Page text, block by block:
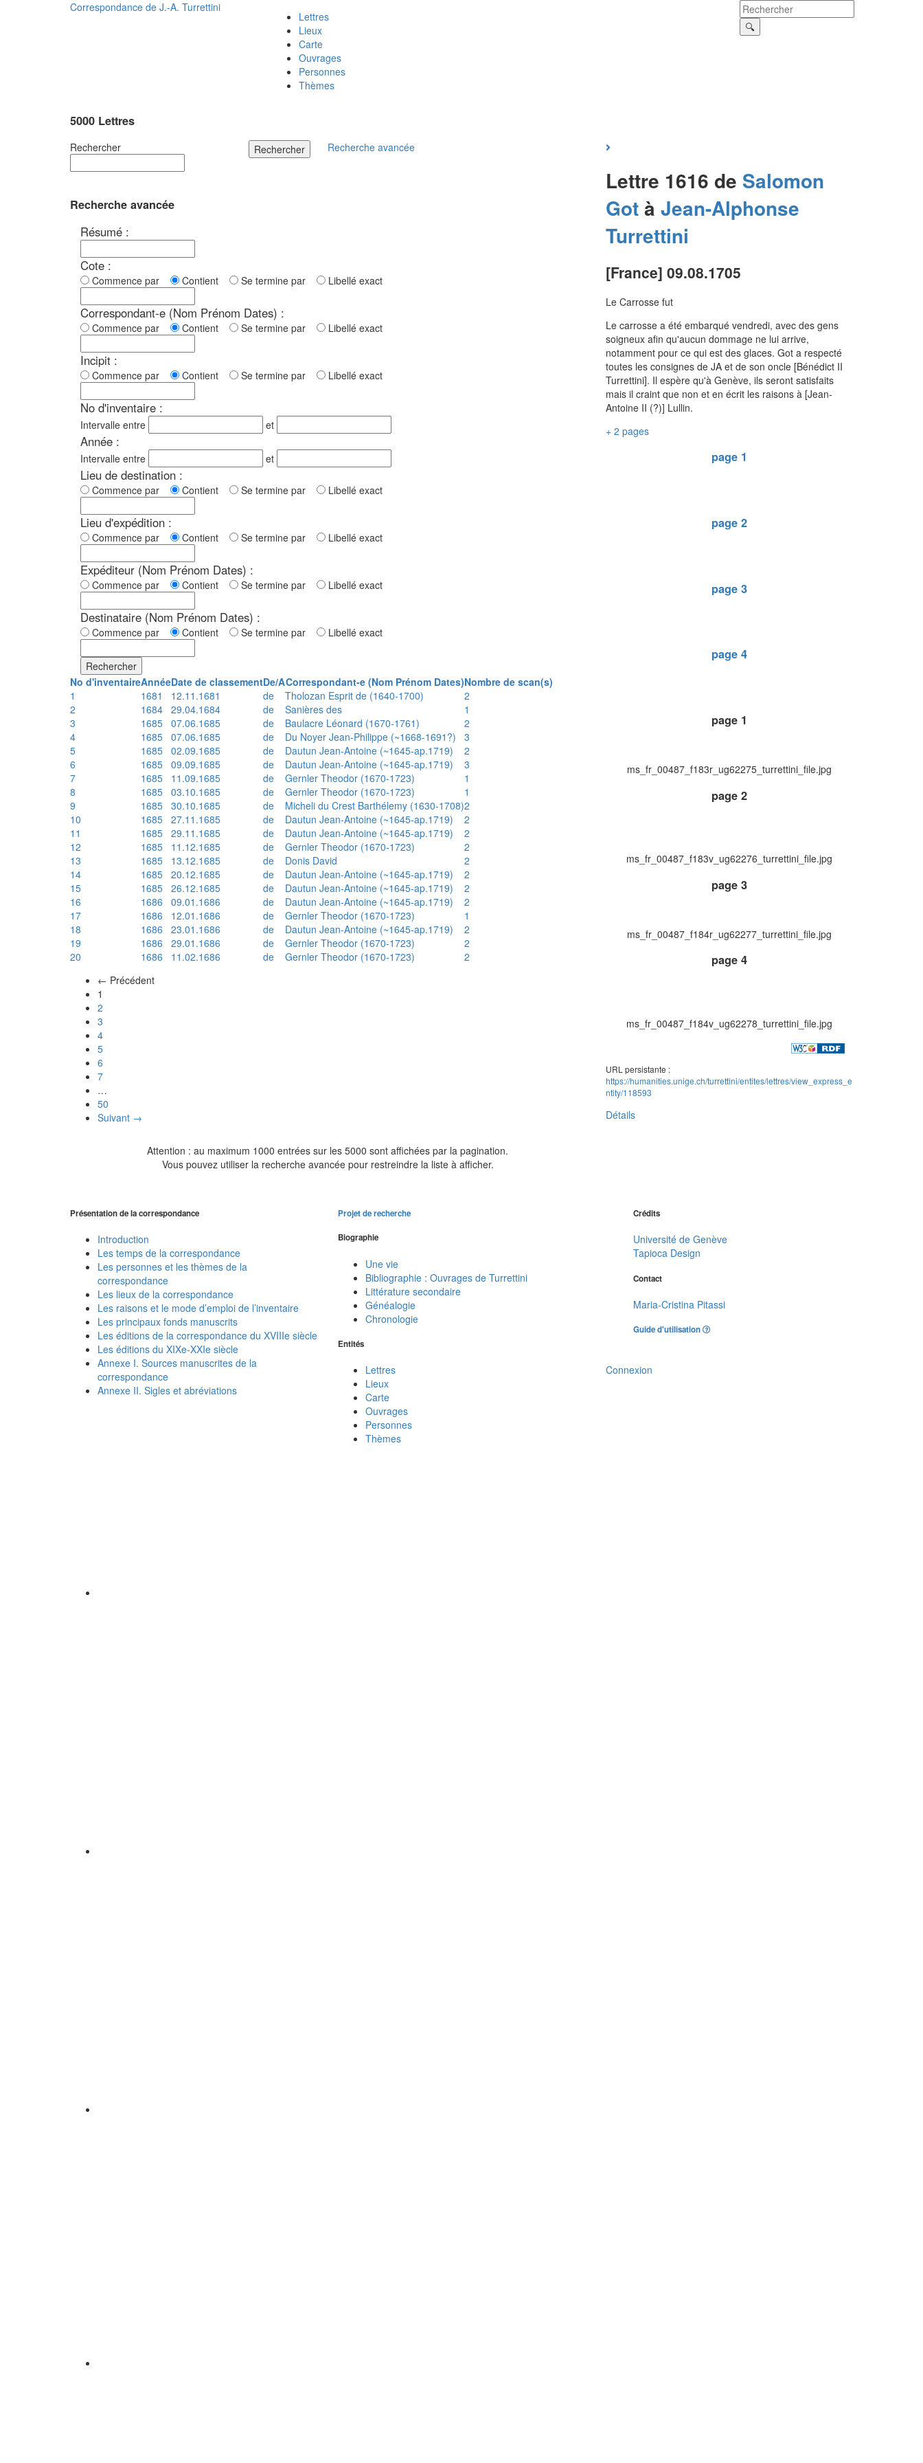
Correspondance de J.-A. Turrettini
Lettres
Lieux
Carte
Ouvrages
Personnes
Thèmes
5000 Lettres
Rechercher Rechercher Recherche avancée
Recherche avancée
Résumé :
Cote :
Commence par Contient Se termine par Libellé exact
Correspondant-e (Nom Prénom Dates) :
Commence par Contient Se termine par Libellé exact
Incipit :
Commence par Contient Se termine par Libellé exact
No d'inventaire :
Intervalle entre et
Année :
Intervalle entre et
Lieu de destination :
Commence par Contient Se termine par Libellé exact
Lieu d'expédition :
Commence par Contient Se termine par Libellé exact
Expéditeur (Nom Prénom Dates) :
Commence par Contient Se termine par Libellé exact
Destinataire (Nom Prénom Dates) :
Commence par Contient Se termine par Libellé exact
Rechercher
No d'inventaireAnnéeDate de classementDe/ACorrespondant-e (Nom Prénom Dates)Nombre de scan(s)
1
1681 12.11.1681 de Tholozan Esprit de (1640-1700)
2
2
1684 29.04.1684 de Sanières des
1
3
1685 07.06.1685 de Baulacre Léonard (1670-1761)
2
4
1685 07.06.1685 de Du Noyer Jean-Philippe (~1668-1691?)
3
5
1685 02.09.1685 de Dautun Jean-Antoine (~1645-ap.1719)
2
6
1685 09.09.1685 de Dautun Jean-Antoine (~1645-ap.1719)
3
7
1685 11.09.1685 de Gernler Theodor (1670-1723)
1
8
1685 03.10.1685 de Gernler Theodor (1670-1723)
1
9
1685 30.10.1685 de Micheli du Crest Barthélemy (1630-1708)2
10
1685 27.11.1685 de Dautun Jean-Antoine (~1645-ap.1719)
2
11
1685 29.11.1685 de Dautun Jean-Antoine (~1645-ap.1719)
2
12
1685 11.12.1685 de Gernler Theodor (1670-1723)
2
13
1685 13.12.1685 de Donis David
2
14
1685 20.12.1685 de Dautun Jean-Antoine (~1645-ap.1719)
2
15
1685 26.12.1685 de Dautun Jean-Antoine (~1645-ap.1719)
2
16
1686 09.01.1686 de Dautun Jean-Antoine (~1645-ap.1719)
2
17
1686 12.01.1686 de Gernler Theodor (1670-1723)
1
18
1686 23.01.1686 de Dautun Jean-Antoine (~1645-ap.1719)
2
19
1686 29.01.1686 de Gernler Theodor (1670-1723)
2
20
1686 11.02.1686 de Gernler Theodor (1670-1723)
2
← Précédent
1
2
3
4
5
6
7
…
50
Suivant →
Attention : au maximum 1000 entrées sur les 5000 sont affichées par la pagination.
Vous pouvez utiliser la recherche avancée pour restreindre la liste à afficher.
Lettre 1616 de Salomon
Gotà Jean-Alphonse
Turrettini
[France] 09.08.1705
Le Carrosse fut
Le carrosse a été embarqué vendredi, avec des gens
soigneux afin qu'aucun dommage ne lui arrive,
notamment pour ce qui est des glaces. Got a respecté
toutes les consignes de JA et de son oncle [Bénédict II
Turrettini]. Il espère qu'à Genève, ils seront satisfaits
mais il craint que non et en écrit les raisons à [Jean-
Antoine II (?)] Lullin.
+ 2 pages
page 1
page 2
page 3
page 4
page 1
ms_fr_00487_f183r_ug62275_turrettini_file.jpg
page 2
ms_fr_00487_f183v_ug62276_turrettini_file.jpg
page 3
ms_fr_00487_f184r_ug62277_turrettini_file.jpg
page 4
ms_fr_00487_f184v_ug62278_turrettini_file.jpg
URL persistante :
https://humanities.unige.ch/turrettini/entites/lettres/view_express_e
ntity/118593
Détails
Présentation de la correspondance
Introduction
Les temps de la correspondance
Les personnes et les thèmes de la
correspondance
Les lieux de la correspondance
Les raisons et le mode d’emploi de l’inventaire
Les principaux fonds manuscrits
Les éditions de la correspondance du XVIIIe siècle
Les éditions du XIXe-XXIe siècle
Annexe I. Sources manuscrites de la
correspondance
Annexe II. Sigles et abréviations
Projet de recherche
Biographie
Une vie
Bibliographie : Ouvrages de Turrettini
Littérature secondaire
Généalogie
Chronologie
Entités
Lettres
Lieux
Carte
Ouvrages
Personnes
Thèmes
Crédits
Université de Genève
Tapioca Design
Contact
Maria-Cristina Pitassi
Guide d'utilisation
Connexion